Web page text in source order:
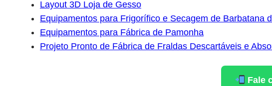
Layout 3D Loja de Gesso
Equipamentos para Frigorífico e Secagem de Barbatana
Equipamentos para Fábrica de Pamonha
Projeto Pronto de Fábrica de Fraldas Descartáveis e
Fale